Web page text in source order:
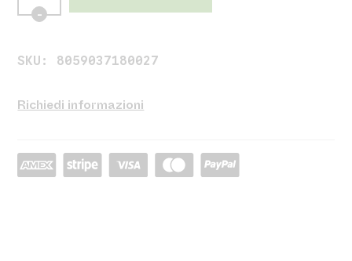
SKU: 8059037180027
Richiedi informazioni